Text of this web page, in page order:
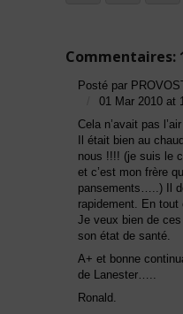
Commentaires:
Posté par
01 Mar 2010 at
Cela n’avait pas
Il était bien au
nous !!!! (je suis le
et c’est mon frère
pansements…..) Il
rapidement. En tout
Je veux bien de
son état de santé.
A+ et bonne
de Lanester…..
Ronald.